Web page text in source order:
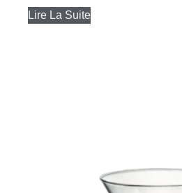
Lire La Suite